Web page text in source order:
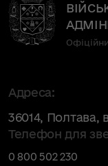
Адреса:
36014, Полтава,
Телефон для
0 800 502 230